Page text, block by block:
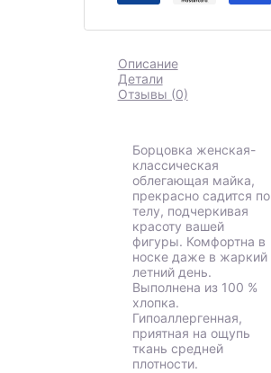
Описание
Детали
Отзывы (0)
Борцовка женская-
классическая
облегающая майка,
прекрасно садится по
телу, подчеркивая
красоту вашей
фигуры. Комфортна в
носке даже в жаркий
летний день.
Выполнена из 100 %
хлопка.
Гипоаллергенная,
приятная на ощупь
ткань средней
плотности.